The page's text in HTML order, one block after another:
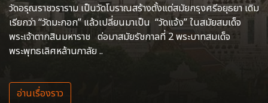
วัดอรุณราชวราราม เป็นวัดโบราณสร้างตั้งแต่สมัยกรุงศรีอยุธยา เดิม
เรียกว่า “วัดมะกอก” แล้วเปลี่ยนมาเป็น “วัดแจ้ง” ในสมัยสมเด็จ
พระเจ้าตากสินมหาราช ต่อมาสมัยรัชกาลที่ 2 พระบาทสมเด็จ
พระพุทธเลิศหล้านภาลัย ..
อ่านเรื่องราว